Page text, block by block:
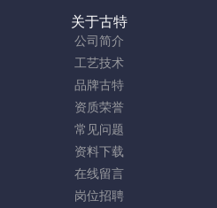
关于古特
公司简介
工艺技术
品牌古特
资质荣誉
常见问题
资料下载
在线留言
岗位招聘